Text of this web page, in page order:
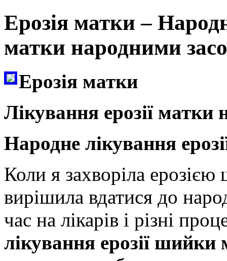
Ерозія матки –
матки народними
Ерозія матки
Лікування ерозії
Народне лікування
Коли я захворіла
вирішила вдатися до
час на лікарів і різні
лікування ерозії